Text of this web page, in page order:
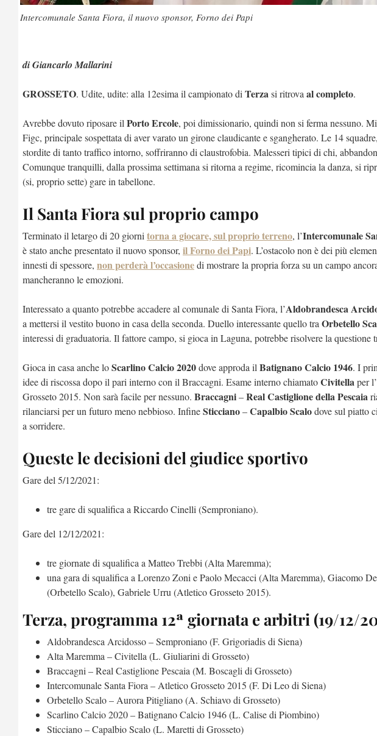
Intercomunale Santa Fiora, il nuovo sponsor, Forno dei Papi
di Giancarlo Mallarini
GROSSETO. Udite, udite: alla 12esima il campionato di Terzasi ritrova al completo.
Avrebbe dovuto riposare il Porto Ercole, poi dimissionario, quindi non si ferma nessuno.
Figc, principale sospettata di aver varato un girone claudicante e sgangherato. Le 14
stordite di tanto traffico intorno, soffriranno di claustrofobia. Malesseri tipici di chi,
Comunque tranquilli, dalla prossima settimana si ritorna a regime, ricomincia la danza, si
(si, proprio sette) gare in tabellone.
Il Santa Fiora sul proprio campo
Terminato il letargo di 20 giorni torna a giocare, sul proprio terreno, l’Intercomunale
è stato anche presentato il nuovo sponsor, il Forno dei Papi. L’ostacolo non è dei più
innesti di spessore, non perderà l’occasionedi mostrare la propria forza su un campo
mancheranno le emozioni.
Interessato a quanto potrebbe accadere al comunale di Santa Fiora, l’Aldobrandesca
a mettersi il vestito buono in casa della seconda. Duello interessante quello tra Orbetello
interessi di graduatoria. Il fattore campo, si gioca in Laguna, potrebbe risolvere la questione
Gioca in casa anche loScarlino Calcio 2020dove approda il Batignano Calcio 1946. I
idee di riscossa dopo il pari interno con il Braccagni. Esame interno chiamatoCivitellaper l’
Grosseto 2015. Non sarà facile per nessuno. Braccagni–Real Castiglione della Pescaia
rilanciarsi per un futuro meno nebbioso. InfineSticciano–Capalbio Scalodove sul piatto
a sorridere.
Queste le decisioni del giudice sportivo
Gare del 5/12/2021:
tre gare di squalifica a Riccardo Cinelli (Semproniano).
Gare del 12/12/2021:
tre giornate di squalifica a Matteo Trebbi (Alta Maremma);
una gara di squalifica a Lorenzo Zoni e Paolo Mecacci (Alta Maremma), Giacomo
(Orbetello Scalo), Gabriele Urru (Atletico Grosseto 2015).
Terza, programma 12ª giornata e arbitri (19/12/
Aldobrandesca Arcidosso – Semproniano (F. Grigoriadis di Siena)
Alta Maremma – Civitella (L. Giuliarini di Grosseto)
Braccagni – Real Castiglione Pescaia (M. Boscagli di Grosseto)
Intercomunale Santa Fiora – Atletico Grosseto 2015 (F. Di Leo di Siena)
Orbetello Scalo – Aurora Pitigliano (A. Schiavo di Grosseto)
Scarlino Calcio 2020 – Batignano Calcio 1946 (L. Calise di Piombino)
Sticciano – Capalbio Scalo (L. Maretti di Grosseto)